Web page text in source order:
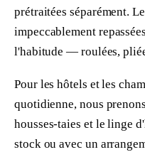
prétraitées séparément.
impeccablement
l'habitude — roulées,
Pour les hôtels et les
quotidienne, nous
housses-taies et le linge
stock ou avec un